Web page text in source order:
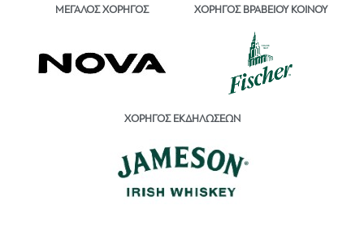
ΜΕΓΑΛΟΣ ΧΟΡΗΓΟΣ ΧΟΡΗΓΟΣ ΒΡΑΒΕΙΟΥ ΚΟΙΝΟΥ
ΧΟΡΗΓΟΣ ΕΚΔΗΛΩΣΕΩΝ